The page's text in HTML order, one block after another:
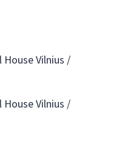
Vilnius /
Vilnius /